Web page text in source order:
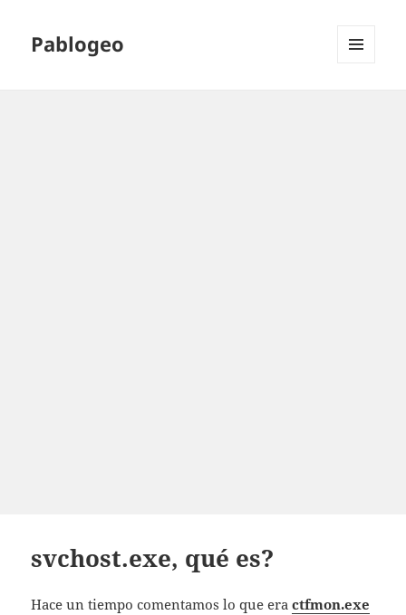
Pablogeo
svchost.exe, qué es?
Hace un tiempo comentamos lo que eractfmon.exe